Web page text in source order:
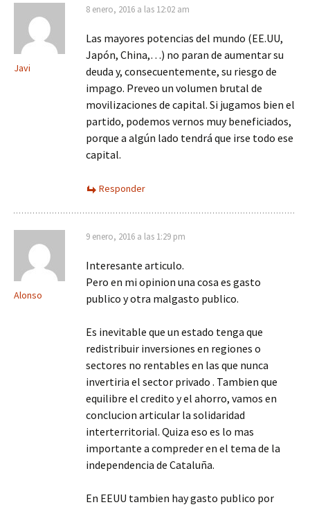
Javi
8 enero, 2016 a las 12:02 am
Las mayores potencias del mundo (EE.UU,
Japón, China,…) no paran de aumentar su
deuda y, consecuentemente, su riesgo de
impago. Preveo un volumen brutal de
movilizaciones de capital. Si jugamos bien el
partido, podemos vernos muy beneficiados,
porque a algún lado tendrá que irse todo ese
capital.
Responder
Alonso
9 enero, 2016 a las 1:29 pm
Interesante articulo.
Pero en mi opinion una cosa es gasto
publico y otra malgasto publico.
Es inevitable que un estado tenga que
redistribuir inversiones en regiones o
sectores no rentables en las que nunca
invertiria el sector privado . Tambien que
equilibre el credito y el ahorro, vamos en
conclucion articular la solidaridad
interterritorial. Quiza eso es lo mas
importante a compreder en el tema de la
independencia de Cataluña.
En EEUU tambien hay gasto publico por